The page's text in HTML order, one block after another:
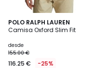
POLO RALPH LAUREN
Camisa Oxford Slim Fit
desde
155.00 €
116.25 € -25%
4,5
/ 5
3
Colores